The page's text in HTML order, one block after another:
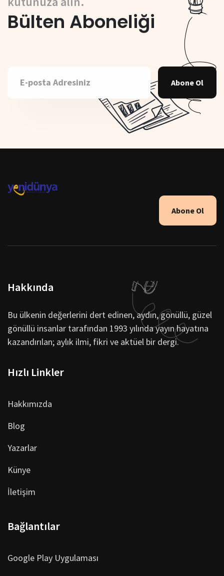
Bülten Aboneliği
Abone Ol
Abone Ol
Hakkında
Bu ülkenin değerlerini dert edinen, aydın, gönüllü, güzel
gönüllü insanlar tarafından 1993 yılında yayın hayatına
kazandırılan; aylık ilmi, fikri ve aktüel bir dergi.
Hızlı Linkler
Hakkımızda
Blog
Yazarlar
Künye
İletişim
Bağlantılar
Google Play Uygulaması